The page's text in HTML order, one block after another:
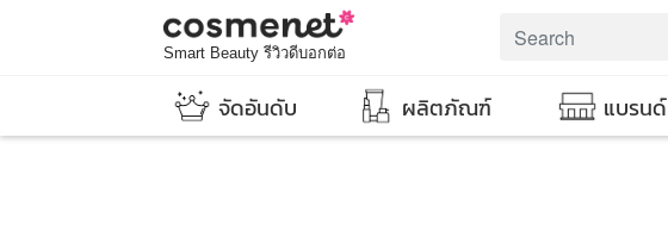
Smart Beauty รีวิวดีบอกต่อ
จัดอันดับ ผลิตภัณฑ์ แบรนด์